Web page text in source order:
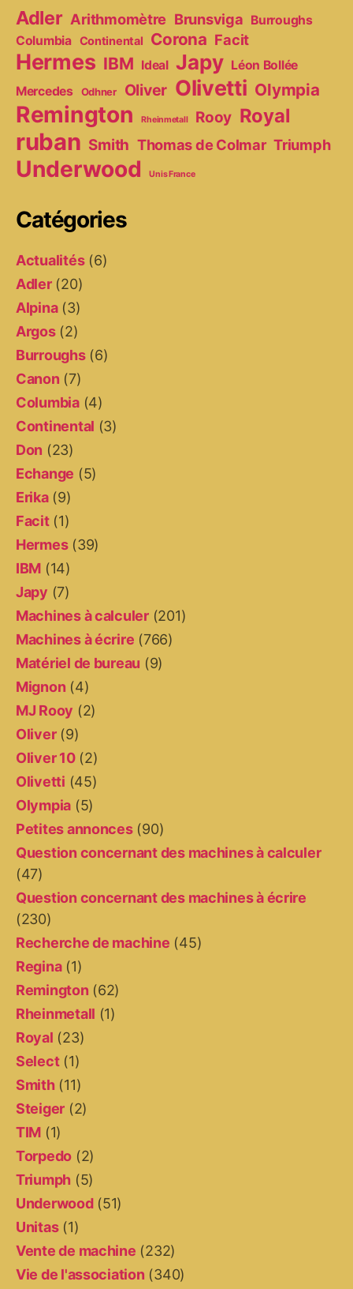
Adler Arithmomètre Brunsviga Burroughs
Columbia Continental Corona Facit
Hermes IBM Ideal Japy Léon Bollée
Mercedes
Odhner Oliver Olivetti Olympia
Remington Rheinmetall Rooy Royal
ruban Smith Thomas de Colmar Triumph
Underwood Unis France
Catégories
Actualités(6)
Adler(20)
Alpina(3)
Argos(2)
Burroughs(6)
Canon (7)
Columbia(4)
Continental (3)
Don (23)
Echange (5)
Erika(9)
Facit(1)
Hermes(39)
IBM (14)
Japy (7)
Machines à calculer(201)
Machines à écrire (766)
Matériel de bureau (9)
Mignon (4)
MJ Rooy (2)
Oliver(9)
Oliver 10(2)
Olivetti (45)
Olympia (5)
Petites annonces(90)
Question concernant des machines à calculer
(47)
Question concernant des machines à écrire
(230)
Recherche de machine (45)
Regina(1)
Remington (62)
Rheinmetall (1)
Royal (23)
Select(1)
Smith(11)
Steiger (2)
TIM (1)
Torpedo (2)
Triumph (5)
Underwood(51)
Unitas(1)
Vente de machine (232)
Vie de l'association (340)